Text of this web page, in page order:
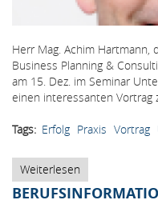
Herr Mag. Achim Hartmann,
Business Planning &
am 15. Dez. im Seminar
einen interessanten Vortrag
Tags Erfolg Praxis Vortrag
Weiterlesen
Seminar